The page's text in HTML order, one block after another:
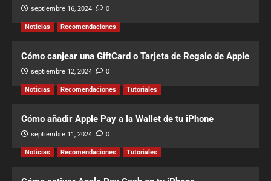
septiembre 16, 2024 0
Noticias Recomendaciones
Cómo canjear una GiftCard o Tarjeta de Regalo de Apple
septiembre 12, 2024 0
Noticias Recomendaciones Tutoriales
Cómo añadir Apple Pay a la Wallet de tu iPhone
septiembre 11, 2024 0
Noticias Recomendaciones Tutoriales